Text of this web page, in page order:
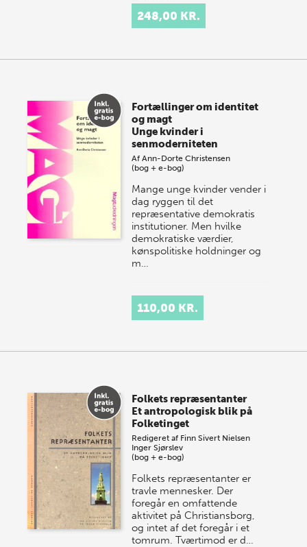
248,00 KR.
Fortællinger om identitet
og magt
Unge kvinder i
senmoderniteten
AfAnn-Dorte Christensen
(bog + e-bog)
Mange unge kvinder vender i
dag ryggen til det
repræsentative demokratis
institutioner. Men hvilke
demokratiske værdier,
kønspolitiske holdninger og
m…
110,00 KR.
Folkets repræsentanter
Et antropologisk blik på
Folketinget
Redigeret af Finn Sivert Nielsen
Inger Sjørslev
(bog + e-bog)
Folkets repræsentanter er
travle mennesker. Der
foregår en omfattende
aktivitet på Christiansborg,
og intet af det foregår i et
tomrum. Tværtimod er d…